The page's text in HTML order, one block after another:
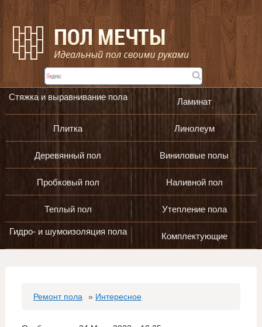
Стяжка и выравнивание пола Ламинат
Плитка Линолеум
Деревянный пол Виниловые полы
Пробковый пол Наливной пол
Теплый пол Утепление пола
Гидро- и шумоизоляция пола Комплектующие
Ремонт пола » Интересное